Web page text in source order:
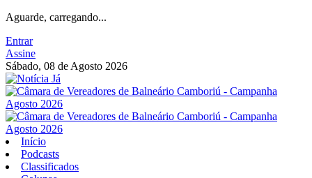
Aguarde, carregando...
Entrar
Assine
Sábado, 08 de Agosto 2026
Início
Podcasts
Classificados